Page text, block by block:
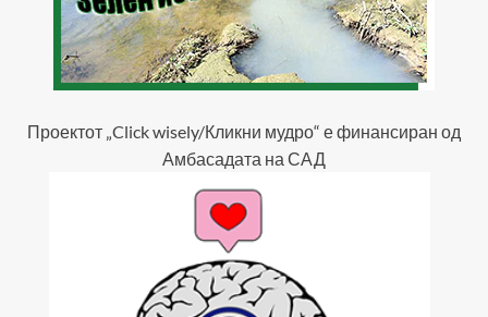
Проектот „Click wisely/Кликни мудро“ е финансиран од
Амбасадата на САД